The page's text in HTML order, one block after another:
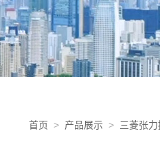
首页 > 产品展示 > 三菱张